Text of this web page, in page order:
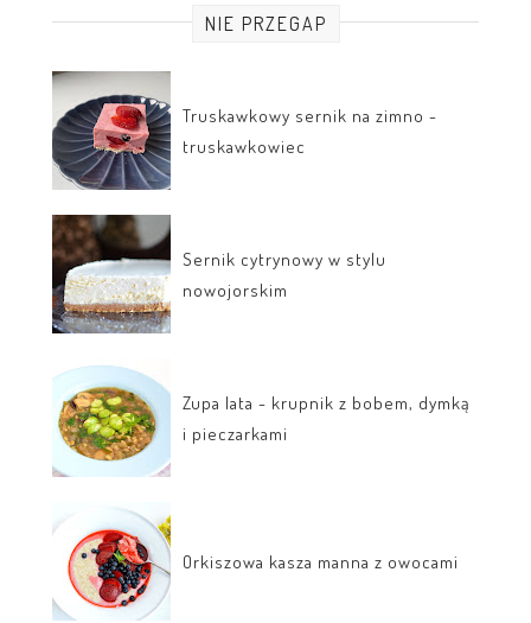
NIE PRZEGAP
Truskawkowy sernik na zimno -
truskawkowiec
Sernik cytrynowy w stylu
nowojorskim
Zupa lata - krupnik z bobem, dymką
i pieczarkami
Orkiszowa kasza manna z owocami